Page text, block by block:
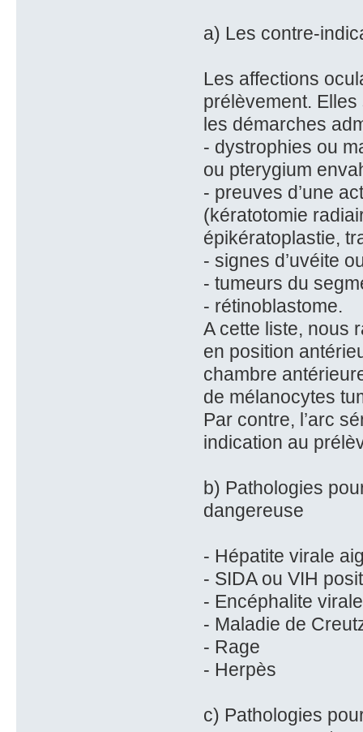
a) Les contre-
Les affections
prélèvement.
les démarches
- dystrophies ou
ou pterygium
- preuves d’une
(kératotomie
épikératoplastie,
- signes d’uvéite
- tumeurs du
- rétinoblastome.
A cette liste, nous
en position
chambre
de mélanocytes
Par contre, l’arc
indication au
b) Pathologies
dangereuse
- Hépatite virale
- SIDA ou VIH
- Encéphalite
- Maladie de
- Rage
- Herpès
c) Pathologies